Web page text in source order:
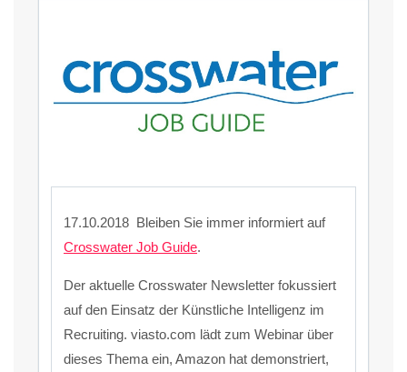
17.10.2018 Bleiben Sie immer informiert auf
Crosswater Job Guide.
Der aktuelle Crosswater Newsletter fokussiert
auf den Einsatz der Künstliche Intelligenz im
Recruiting. viasto.com lädt zum Webinar über
dieses Thema ein, Amazon hat demonstriert,